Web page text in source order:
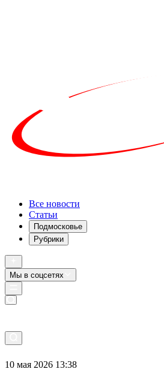
Все новости
Статьи
Подмосковье
Рубрики
Мы в соцсетях
10 мая 2026 13:38